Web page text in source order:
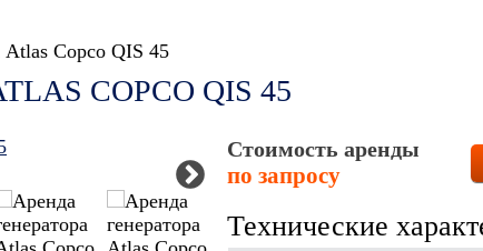
Atlas Copco QIS 45
COPCO QIS 45
Стоимость аренды
по запросу
Технические